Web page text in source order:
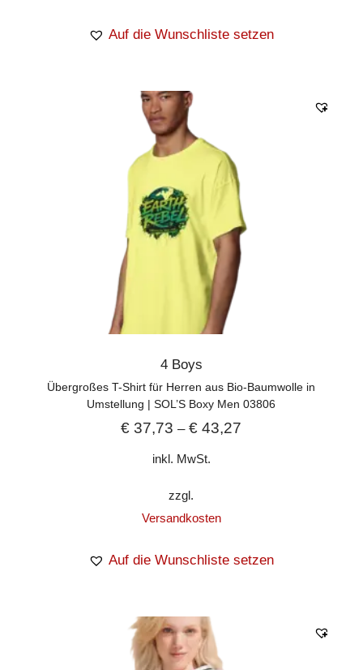
Auf die Wunschliste setzen
4 Boys
Übergroßes T-Shirt für Herren aus Bio-Baumwolle in
Umstellung | SOL’S Boxy Men 03806
€ 37,73 –€ 43,27
inkl. MwSt.
zzgl.
Versandkosten
Auf die Wunschliste setzen